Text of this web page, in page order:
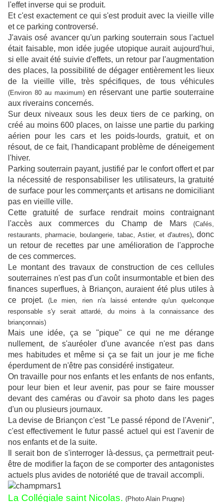
l'effet inverse qui se produit.
Et c'est exactement ce qui s'est produit avec la vieille ville
et ce parking controversé.
J'avais osé avancer qu'un parking souterrain sous l'actuel
était faisable, mon idée jugée utopique aurait aujourd'hui,
si elle avait été suivie d'effets, un retour par l'augmentation
des places, la possibilité de dégager entièrement les lieux
de la vieille ville, très spécifiques, de tous véhicules
(Environ 80 au maximum) en réservant une partie souterraine
aux riverains concernés.
Sur deux niveaux sous les deux tiers de ce parking, on
créé au moins 600 places, on laisse une partie du parking
aérien pour les cars et les poids-lourds, gratuit, et on
résout, de ce fait, l'handicapant problème de déneigement
l'hiver.
Parking souterrain payant, justifié par le confort offert et par
la nécessité de responsabiliser les utilisateurs, la gratuité
de surface pour les commerçants et artisans ne domiciliant
pas en vieille ville.
Cette gratuité de surface rendrait moins contraignant
l'accès aux commerces du Champ de Mars (Cafés,
restaurants, pharmacie, boulangerie, tabac, Astier, et d'autres), donc
un retour de recettes par une amélioration de l'approche
de ces commerces.
Le montant des travaux de construction de ces cellules
souterraines n'est pas d'un coût insurmontable et bien des
finances superflues, à Briançon, auraient été plus utiles à
ce projet. (Le mien, rien n'a laissé entendre qu'un quelconque
responsable s'y serait attardé, du moins à la connaissance des
briançonnais)
Mais une idée, ça se "pique" ce qui ne me dérange
nullement, de s'auréoler d'une avancée n'est pas dans
mes habitudes et même si ça se fait un jour je me fiche
éperdument de n'être pas considéré instigateur.
On travaille pour nos enfants et les enfants de nos enfants,
pour leur bien et leur avenir, pas pour se faire mousser
devant des caméras ou d'avoir sa photo dans les pages
d'un ou plusieurs journaux.
La devise de Briançon c'est "Le passé répond de l'Avenir",
c'est effectivement le futur passé actuel qui est l'avenir de
nos enfants et de la suite.
Il serait bon de s'interroger là-dessus, ça permettrait peut-
être de modifier la façon de se comporter des antagonistes
actuels plus avides de notoriété que de travail accompli.
La Collégiale saint Nicolas. (Photo Alain Prugne)